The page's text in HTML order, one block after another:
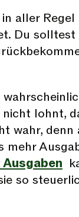
aller
Du solltest
lohnt,
wahr,
mehr
so